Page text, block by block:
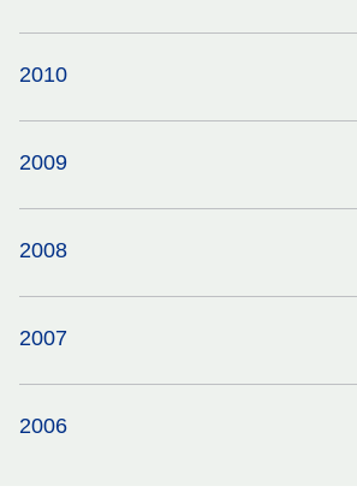
2010
2009
2008
2007
2006